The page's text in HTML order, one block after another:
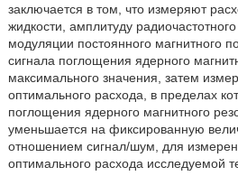
заключается в том, что измеряют
жидкости, амплитуду
модуляции постоянного магнитного
сигнала поглощения ядерного
максимального значения, затем
оптимального расхода, в пределах
поглощения ядерного магнитного
уменьшается на фиксированную
отношением сигнал/шум, для
оптимального расхода исследуемой